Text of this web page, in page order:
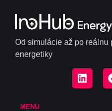
Od simulácie až po
energetiky
MENU